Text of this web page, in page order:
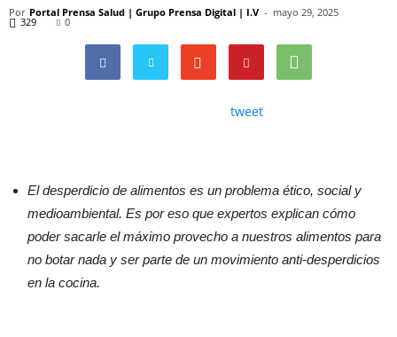
Por Portal Prensa Salud | Grupo Prensa Digital | I.V - mayo 29, 2025
329 0
tweet
El desperdicio de alimentos es un problema ético, social y
medioambiental. Es por eso que expertos explican cómo
poder sacarle el máximo provecho a nuestros alimentos para
no botar nada y ser parte de un movimiento anti-desperdicios
en la cocina.